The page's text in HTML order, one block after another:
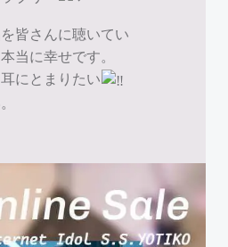
皆さんに聴いてい
当に幸せです。
にとまりたい